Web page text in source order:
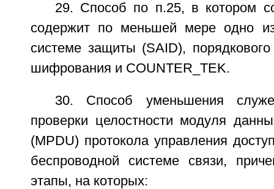
29. Способ по п.25, в котором
содержит по меньшей мере одно
системе защиты (SAID),
шифрования и COUNTER_TEK.
30. Способ уменьшения
проверки целостности модуля
(MPDU) протокола управления
беспроводной системе связи,
этапы, на которых: